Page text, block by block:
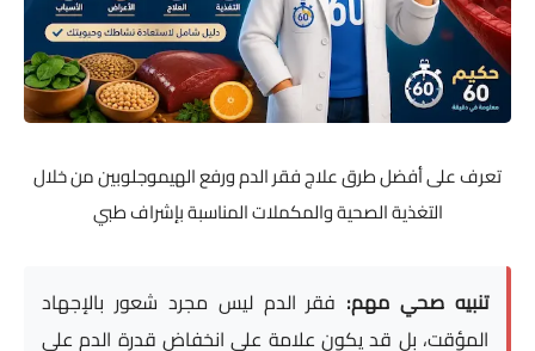
تعرف على أفضل طرق علاج فقر الدم ورفع الهيموجلوبين من خلال
التغذية الصحية والمكملات المناسبة بإشراف طبي
تنبيه صحي مهم: فقر الدم ليس مجرد شعور بالإجهاد
المؤقت، بل قد يكون علامة على انخفاض قدرة الدم على